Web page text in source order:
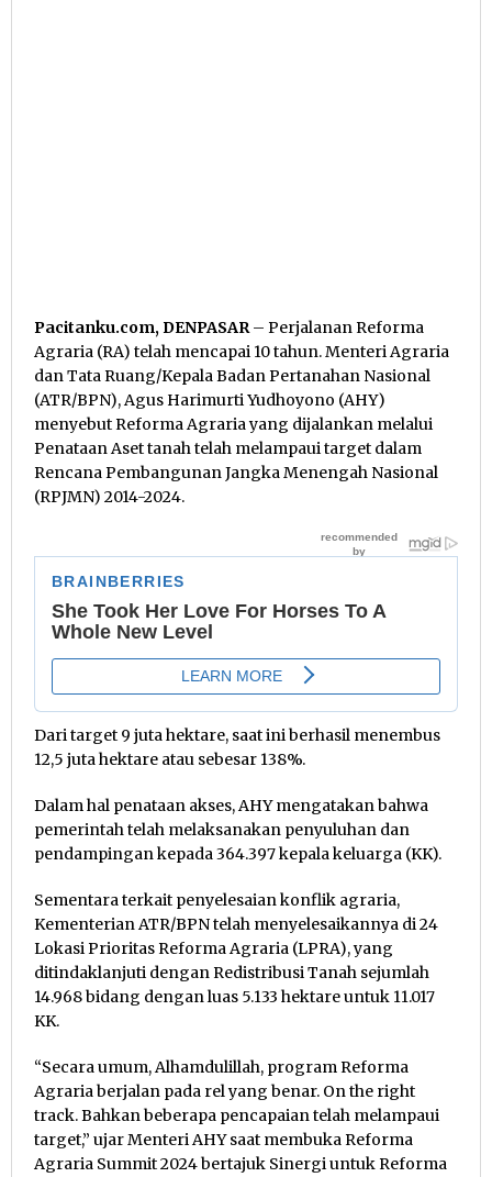
Pacitanku.com, DENPASAR– Perjalanan Reforma
Agraria (RA) telah mencapai 10 tahun. Menteri Agraria
dan Tata Ruang/Kepala Badan Pertanahan Nasional
(ATR/BPN), Agus Harimurti Yudhoyono (AHY)
menyebut Reforma Agraria yang dijalankan melalui
Penataan Aset tanah telah melampaui target dalam
Rencana Pembangunan Jangka Menengah Nasional
(RPJMN) 2014-2024.
Dari target 9 juta hektare, saat ini berhasil menembus
12,5 juta hektare atau sebesar 138%.
Dalam hal penataan akses, AHY mengatakan bahwa
pemerintah telah melaksanakan penyuluhan dan
pendampingan kepada 364.397 kepala keluarga (KK).
Sementara terkait penyelesaian konflik agraria,
Kementerian ATR/BPN telah menyelesaikannya di 24
Lokasi Prioritas Reforma Agraria (LPRA), yang
ditindaklanjuti dengan Redistribusi Tanah sejumlah
14.968 bidang dengan luas 5.133 hektare untuk 11.017
KK.
“Secara umum, Alhamdulillah, program Reforma
Agraria berjalan pada rel yang benar. On the right
track. Bahkan beberapa pencapaian telah melampaui
target,” ujar Menteri AHY saat membuka Reforma
Agraria Summit 2024 bertajuk Sinergi untuk Reforma